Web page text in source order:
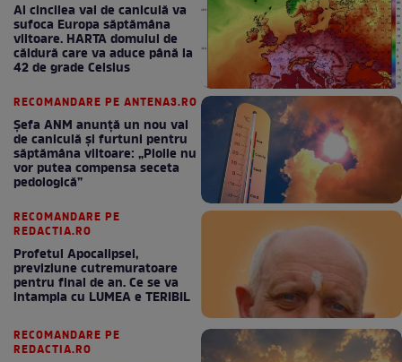
Al cincilea val de caniculă va
sufoca Europa săptămâna
viitoare. HARTA domului de
căldură care va aduce până la
42 de grade Celsius
RECOMANDARE PE ANTENA3.RO
Șefa ANM anunță un nou val
de caniculă și furtuni pentru
săptămâna viitoare: „Ploile nu
vor putea compensa seceta
pedologică”
RECOMANDARE PE
REDACTIA.RO
Profetul Apocalipsei,
previziune cutremuratoare
pentru final de an. Ce se va
intampla cu LUMEA e TERIBIL
RECOMANDARE PE
REDACTIA.RO